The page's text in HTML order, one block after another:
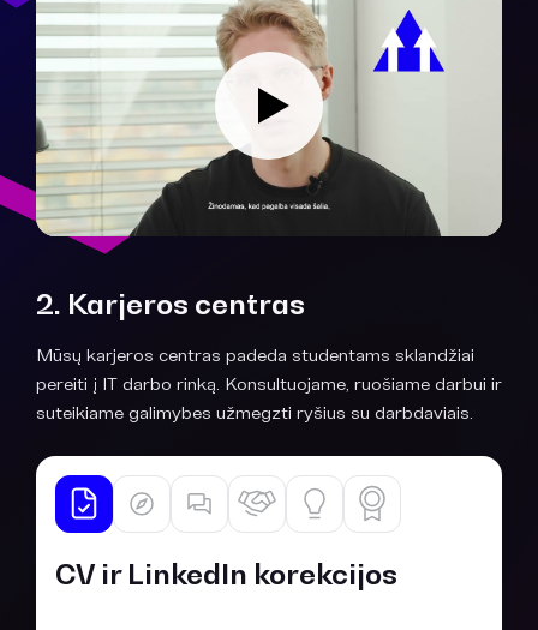
2. Karjeros centras
Mūsų karjeros centras padeda studentams sklandžiai
pereiti į IT darbo rinką. Konsultuojame, ruošiame darbui ir
suteikiame galimybes užmegzti ryšius su darbdaviais.
CV ir LinkedIn korekcijos